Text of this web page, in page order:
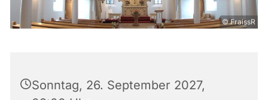
© FraissR
Sonntag, 26. September 2027,